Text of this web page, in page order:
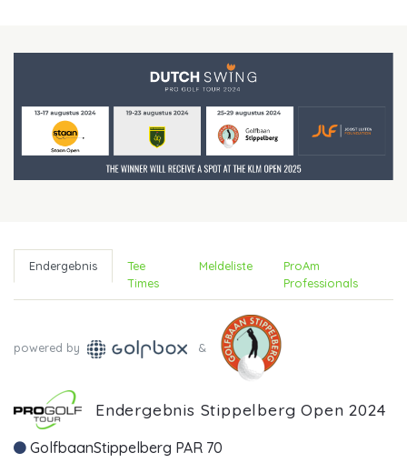
Endergebnis
Tee
Times
Meldeliste
ProAm
Professionals
powered by &
Endergebnis Stippelberg Open 2024
GolfbaanStippelberg PAR 70